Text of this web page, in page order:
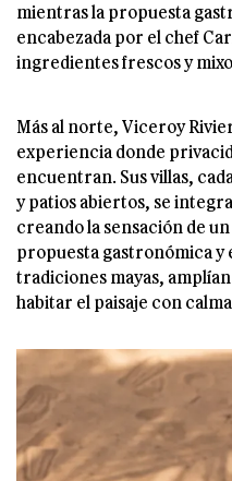
mientras la propuesta
encabezada por el chef
ingredientes frescos y
Más al norte, Viceroy
experiencia donde
encuentran. Sus villas,
y patios abiertos, se
creando la sensación de
propuesta gastronómica y
tradiciones mayas,
habitar el paisaje con